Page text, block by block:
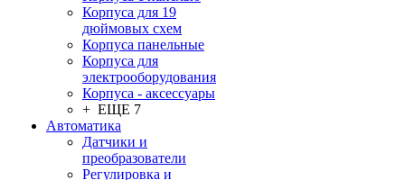
Корпуса для 19
дюймовых схем
Корпуса панельные
Корпуса для
электрооборудования
Корпуса - аксессуары
+ ЕЩЕ 7
Автоматика
Датчики и
преобразователи
Регулировка и